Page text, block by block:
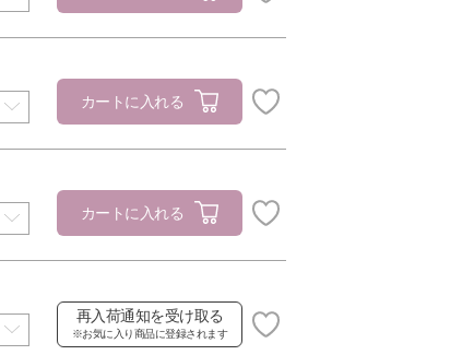
カートに入れる
カートに入れる
再入荷通知を受け取る
※お気に入り商品に登録されます